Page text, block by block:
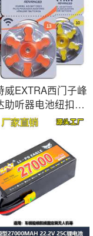
威EXTRA西门子峰
助听器电池纽扣电